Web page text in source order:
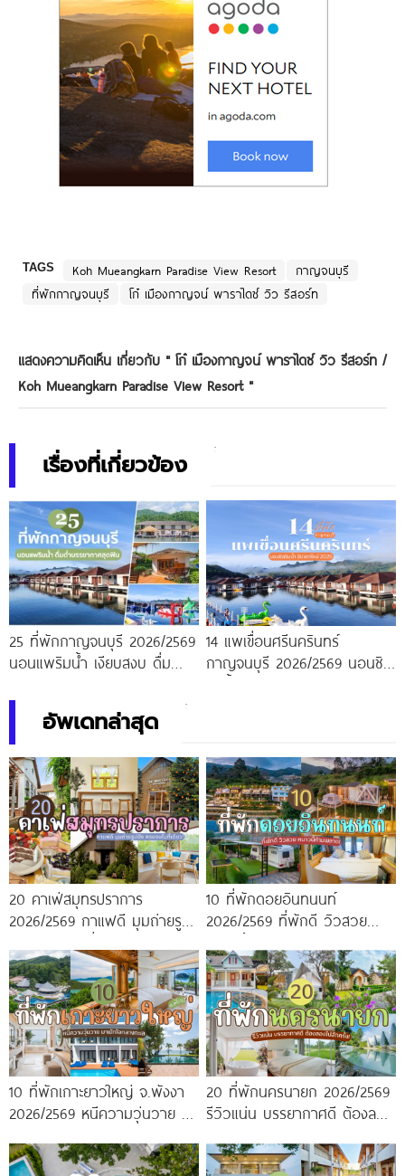
TAGS Koh Mueangkarn Paradise View Resort
กาญจนบุรี
ที่พักกาญจนบุรี
โก๋ เมืองกาญจน์ พาราไดซ์ วิว รีสอร์ท
แสดงความคิดเห็น เกี่ยวกับ " โก๋ เมืองกาญจน์ พาราไดซ์ วิว รีสอร์ท /
Koh Mueangkarn Paradise View Resort"
เรื่องที่เกี่ยวข้อง
25 ที่พักกาญจนบุรี 2026/2569
นอนแพริมน้ำ เงียบสงบ ดื่มด่ำ
14 แพเขื่อนศรีนครินทร์
กาญจนบุรี 2026/2569 นอนชิล
อัพเดทล่าสุด
20 คาเฟ่สมุทรปราการ
2026/2569 กาแฟดี มุมถ่ายรูป
10 ที่พักดอยอินทนนท์
2026/2569 ที่พักดี วิวสวย
10 ที่พักเกาะยาวใหญ่ จ.พังงา
2026/2569 หนีความวุ่นวาย มา
20 ที่พักนครนายก 2026/2569
รีวิวแน่น บรรยากาศดี ต้องลอง